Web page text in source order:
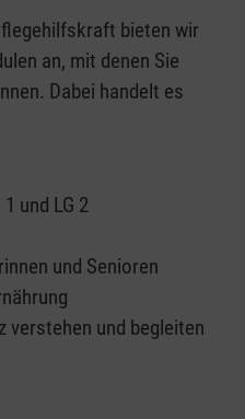
bieten wir
an, mit denen Sie
Dabei handelt es
und LG 2
und Senioren
verstehen und begleiten